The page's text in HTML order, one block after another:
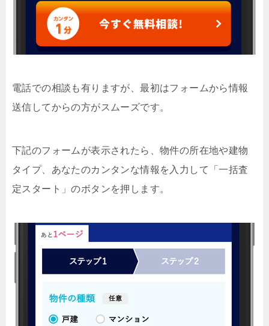
電話での相談も有りますが、最初はフォームから情報
送信してからの方がスムーズです。
下記のフォームが表示されたら、物件の所在地や建物
タイプ、あなたのカンタンな情報を入力して「一括査
定スタート」のボタンを押します。